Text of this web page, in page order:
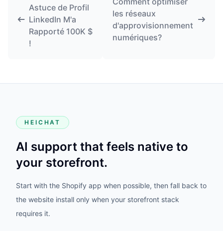
Astuce de Profil
LinkedIn M'a
Rapporté 100K $
!
les réseaux
d'approvisionnement
numériques?
HEICHAT
AI support that feels native to
your storefront.
Start with the Shopify app when possible, then fall back to
the website install only when your storefront stack
requires it.